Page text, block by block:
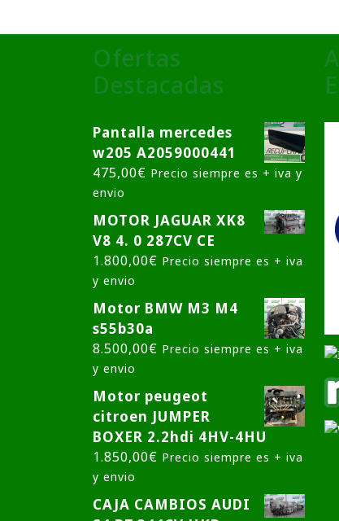
Ofertas
Destacadas
Pantalla mercedes
w205 A2059000441
475,00€ Precio siempre es + iva y
envio
MOTOR JAGUAR XK8
V8 4. 0 287CV CE
1.800,00€ Precio siempre es + iva
y envio
Motor BMW M3 M4
s55b30a
8.500,00€ Precio siempre es + iva
y envio
Motor peugeot
citroen JUMPER
BOXER 2.2hdi 4HV-4HU
1.850,00€ Precio siempre es + iva
y envio
CAJA CAMBIOS AUDI